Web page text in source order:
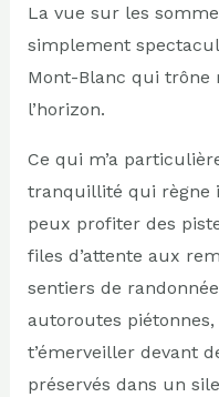
La vue sur les
simplement
Mont-Blanc qui trône
l’horizon.
Ce qui m’a
tranquillité qui règne
peux profiter des
files d’attente aux
sentiers de
autoroutes
t’émerveiller devant
préservés dans un